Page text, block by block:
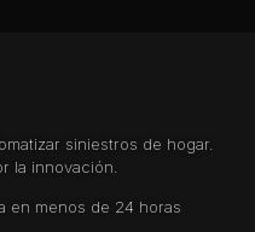
siniestros de hogar.
la innovación.
en menos de 24 horas